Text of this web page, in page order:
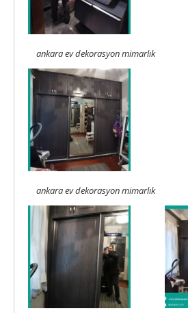
ankara ev dekorasyon mimarlık
ankara ev dekorasyon mimarlık